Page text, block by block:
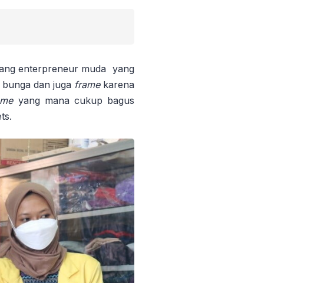
enterpreneur muda yang
dan juga framekarena
yang mana cukup bagus